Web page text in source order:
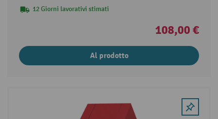
12 Giorni lavorativi stimati
108,00 €
Al prodotto